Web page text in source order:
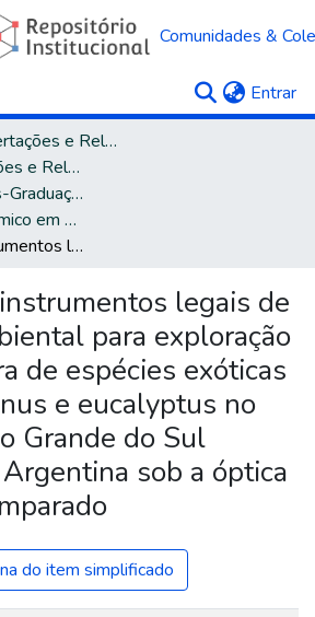
Comunidades &
Entrar
Teses, Dissertações e Relatórios
Teses, Dissertações e Relatórios defendidos na UCS
Programa de Pós-Graduação em Direito
Mestrado Acadêmico em Direito
Análise dos instrumentos legais de proteção ambiental para exploração da silvicultura de espécies exóticas do gênero pinus e eucalyptus no Estado do Rio Grande do Sul (Brasil) e na Argentina sob a óptica do direito comparado
legais de
para exploração
de espécies exóticas
e eucalyptus no
Grande do Sul
sob a óptica
do item simplificado